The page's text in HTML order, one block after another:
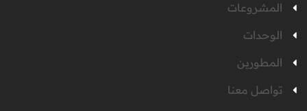
المشروعات
الوحدات
المطورين
تواصل معنا